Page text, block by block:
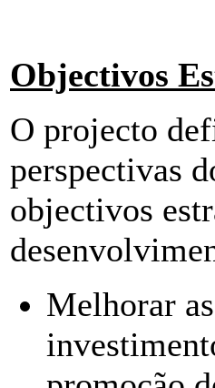
Objectivos
O projecto
perspectivas
objectivos
Melhorar